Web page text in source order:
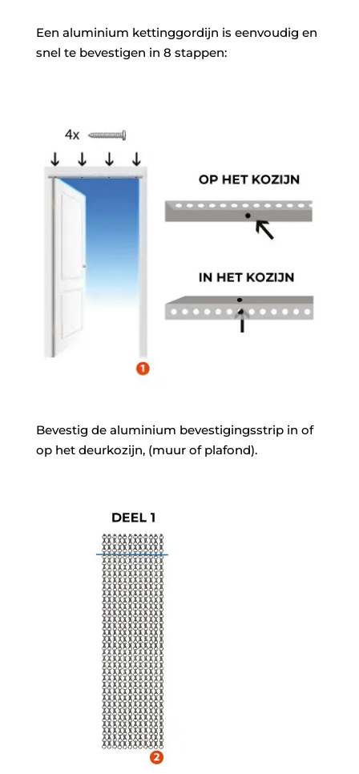
Een aluminium kettinggordijn is eenvoudig en
snel te bevestigen in 8 stappen:
Bevestig de aluminium bevestigingsstrip in of
op het deurkozijn, (muur of plafond).